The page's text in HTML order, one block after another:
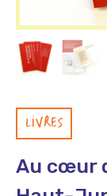
LIVRES
Au cœur